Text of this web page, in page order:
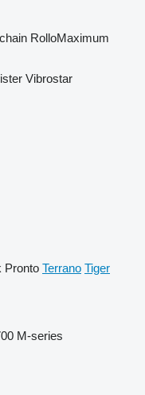
RolloMaximum
Vibrostar
Pronto Terrano Tiger
M-series